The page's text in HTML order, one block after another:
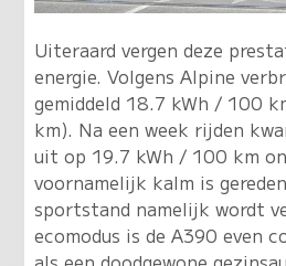
Uiteraard vergen deze
energie. Volgens Alpine
gemiddeld 18.7 kWh / 100
km). Na een week rijden
uit op 19.7 kWh / 100 km
voornamelijk kalm is
sportstand namelijk wordt
ecomodus is de A390 even